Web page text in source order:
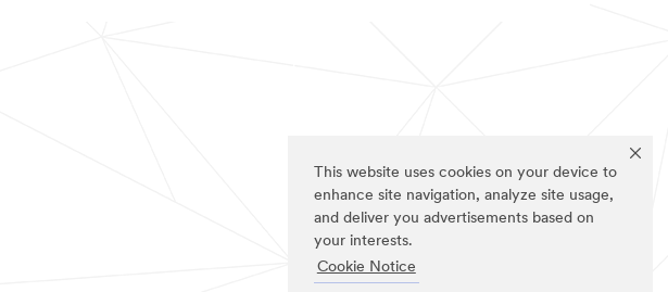
This website uses cookies on your device to
enhance site navigation, analyze site usage,
and deliver you advertisements based on
your interests.
Cookie Notice